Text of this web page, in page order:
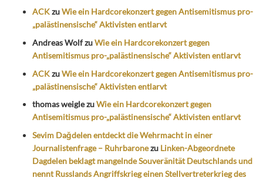
ACKzuWie ein Hardcorekonzert gegen Antisemitismus pro-
„palästinensische“ Aktivisten entlarvt
Andreas WolfzuWie ein Hardcorekonzert gegen
Antisemitismus pro-„palästinensische“ Aktivisten entlarvt
ACKzuWie ein Hardcorekonzert gegen Antisemitismus pro-
„palästinensische“ Aktivisten entlarvt
thomas weiglezuWie ein Hardcorekonzert gegen
Antisemitismus pro-„palästinensische“ Aktivisten entlarvt
Sevim Dağdelen entdeckt die Wehrmacht in einer
Journalistenfrage – Ruhrbaronezu Linken-Abgeordnete
Dagdelen beklagt mangelnde Souveränität Deutschlands und
nennt Russlands Angriffskrieg einen Stellvertreterkrieg des